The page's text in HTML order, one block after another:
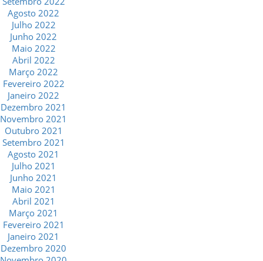
Agosto 2022
Julho 2022
Junho 2022
Maio 2022
Abril 2022
Março 2022
Fevereiro 2022
Janeiro 2022
Dezembro 2021
Novembro 2021
Outubro 2021
Setembro 2021
Agosto 2021
Julho 2021
Junho 2021
Maio 2021
Abril 2021
Março 2021
Fevereiro 2021
Janeiro 2021
Dezembro 2020